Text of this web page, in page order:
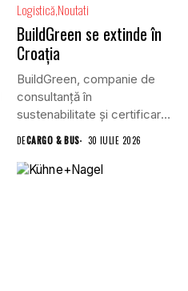
Logistică Noutati
BuildGreen se extinde în
Croația
BuildGreen, companie de
consultanță în
sustenabilitate și certificare
a clădirilor, și VGP,...
DECARGO & BUS 30 IULIE 2026